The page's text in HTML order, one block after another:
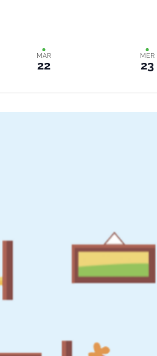
MAR
22
MER
23